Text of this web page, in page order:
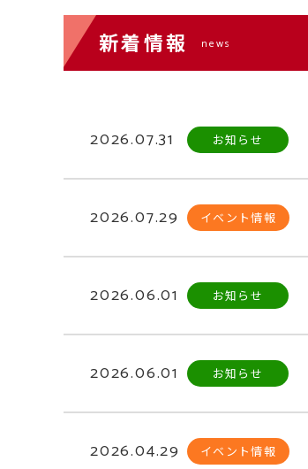
新着情報 news
2026.07.31 お知らせ
2026.07.29 イベント情報
2026.06.01 お知らせ
2026.06.01 お知らせ
2026.04.29 イベント情報